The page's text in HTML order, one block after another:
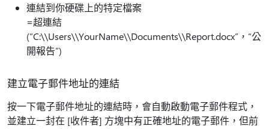
連結到你硬碟上的特定檔案
=超連結
(“C:\\Users\\YourName\\Documents\\Report.docx”，“公
開報告”)
建立電子郵件地址的連結
按一下電子郵件地址的連結時，會自動啟動電子郵件程式，
並建立一封在 [收件者] 方塊中有正確地址的電子郵件，但前